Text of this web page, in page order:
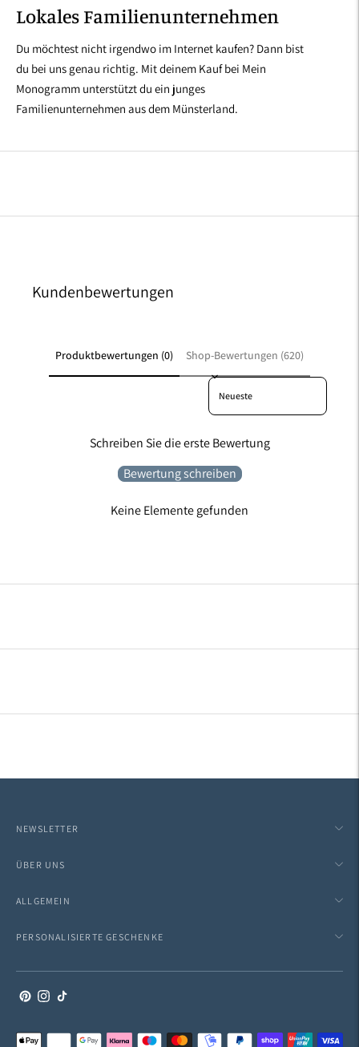
Lokales Familienunternehmen
Du möchtest nicht irgendwo im Internet kaufen? Dann bist
du bei uns genau richtig. Mit deinem Kauf bei Mein
Monogramm unterstützt du ein junges
Familienunternehmen aus dem Münsterland.
Kundenbewertungen
Produktbewertungen (0) Shop-Bewertungen (620)
Sort reviews by
Schreiben Sie die erste Bewertung
Bewertung schreiben
Keine Elemente gefunden
NEWSLETTER
ÜBER UNS
ALLGEMEIN
PERSONALISIERTE GESCHENKE
Akzeptierte